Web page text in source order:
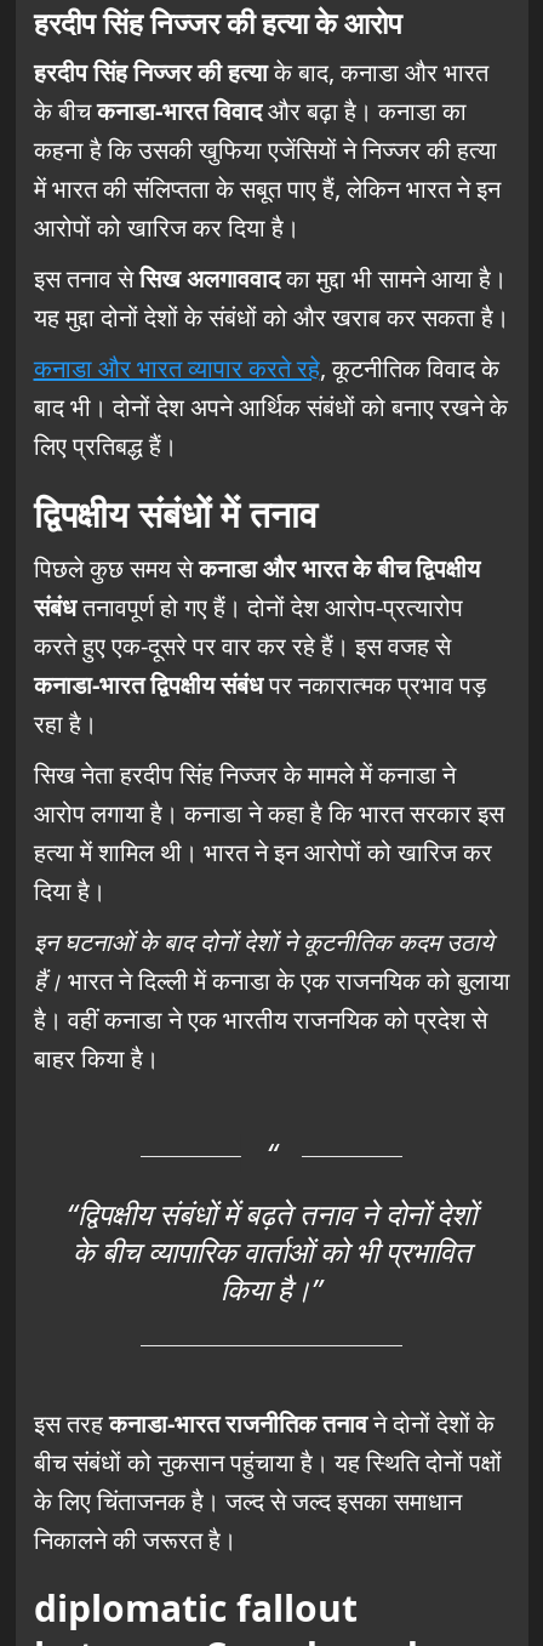
हरदीप सिंह निज्जर की हत्या के आरोप
हरदीप सिंह निज्जर की हत्याके बाद, कनाडा और भारत
के बीचकनाडा-भारत विवादऔर बढ़ा है। कनाडा का
कहना है कि उसकी खुफिया एजेंसियों ने निज्जर की हत्या
में भारत की संलिप्तता के सबूत पाए हैं, लेकिन भारत ने इन
आरोपों को खारिज कर दिया है।
इस तनाव सेसिख अलगाववादका मुद्दा भी सामने आया है।
यह मुद्दा दोनों देशों के संबंधों को और खराब कर सकता है।
कनाडा और भारत व्यापार करते रहे, कूटनीतिक विवाद के
बाद भी। दोनों देश अपने आर्थिक संबंधों को बनाए रखने के
लिए प्रतिबद्ध हैं।
द्विपक्षीय संबंधों में तनाव
पिछले कुछ समय सेकनाडा और भारत के बीच द्विपक्षीय
संबंधतनावपूर्ण हो गए हैं। दोनों देश आरोप-प्रत्यारोप
करते हुए एक-दूसरे पर वार कर रहे हैं। इस वजह से
कनाडा-भारत द्विपक्षीय संबंधपर नकारात्मक प्रभाव पड़
रहा है।
सिख नेता हरदीप सिंह निज्जर के मामले में कनाडा ने
आरोप लगाया है। कनाडा ने कहा है कि भारत सरकार इस
हत्या में शामिल थी। भारत ने इन आरोपों को खारिज कर
दिया है।
इन घटनाओं के बाद दोनों देशों ने कूटनीतिक कदम उठाये
हैं। भारत ने दिल्ली में कनाडा के एक राजनयिक को बुलाया
है। वहीं कनाडा ने एक भारतीय राजनयिक को प्रदेश से
बाहर किया है।
“द्विपक्षीय संबंधों में बढ़ते तनाव ने दोनों देशों
के बीच व्यापारिक वार्ताओं को भी प्रभावित
किया है।”
इस तरहकनाडा-भारत राजनीतिक तनावने दोनों देशों के
बीच संबंधों को नुकसान पहुंचाया है। यह स्थिति दोनों पक्षों
के लिए चिंताजनक है। जल्द से जल्द इसका समाधान
निकालने की जरूरत है।
diplomatic fallout